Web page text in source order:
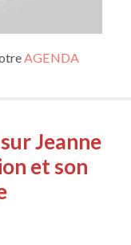
AGENDA
Jeanne
et son